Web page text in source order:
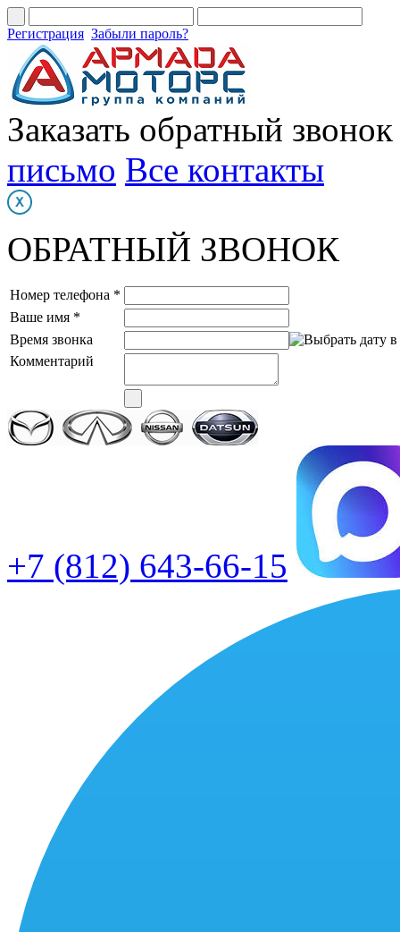
Регистрация Забыли пароль?
Заказать обратный звонок
письмо Все контакты
ОБРАТНЫЙ ЗВОНОК
Номер телефона *
Ваше имя *
Время звонка
Комментарий
+7 (812) 643-66-15